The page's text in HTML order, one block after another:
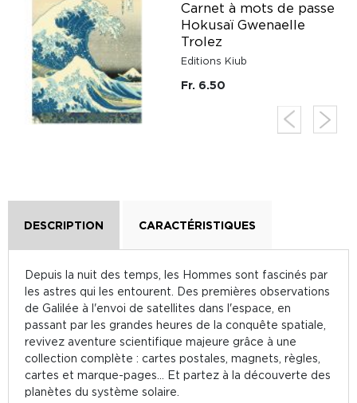
Carnet à mots de passe
Hokusaï Gwenaelle
Trolez
Editions Kiub
Fr. 6.50
DESCRIPTION CARACTÉRISTIQUES
Depuis la nuit des temps, les Hommes sont fascinés par
les astres qui les entourent. Des premières observations
de Galilée à l'envoi de satellites dans l'espace, en
passant par les grandes heures de la conquête spatiale,
revivez aventure scientifique majeure grâce à une
collection complète : cartes postales, magnets, règles,
cartes et marque-pages... Et partez à la découverte des
planètes du système solaire.